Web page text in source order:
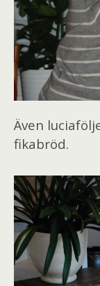
Även
fikabröd.